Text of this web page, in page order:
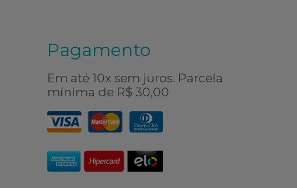
Pagamento
Em até 10x sem juros. Parcela
mínima de R$ 30,00